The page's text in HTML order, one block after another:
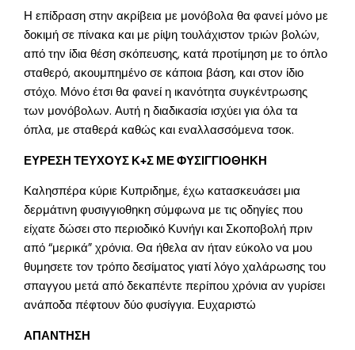
Η επίδραση στην ακρίβεια με μονόβολα θα φανεί μόνο με
δοκιμή σε πίνακα και με ρίψη τουλάχιστον τριών βολών,
από την ίδια θέση σκόπευσης, κατά προτίμηση με το όπλο
σταθερό, ακουμπημένο σε κάποια βάση, και στον ίδιο
στόχο. Μόνο έτσι θα φανεί η ικανότητα συγκέντρωσης
των μονόβολων. Αυτή η διαδικασία ισχύει για όλα τα
όπλα, με σταθερά καθώς και εναλλασσόμενα τσοκ.
ΕΥΡΕΣΗ ΤΕΥΧΟΥΣ Κ+Σ ΜΕ ΦΥΣΙΓΓΙΟΘΗΚΗ
Καλησπέρα κύριε Κυπριδημε, έχω κατασκευάσει μια
δερμάτινη φυσιγγιοθηκη σύμφωνα με τις οδηγίες που
είχατε δώσει στο περιοδικό Κυνήγι και Σκοποβολή πριν
από “μερικά” χρόνια. Θα ήθελα αν ήταν εύκολο να μου
θυμησετε τον τρόπο δεσίματος γιατί λόγο χαλάρωσης του
σπαγγου μετά από δεκαπέντε περίπου χρόνια αν γυρίσει
ανάποδα πέφτουν δύο φυσίγγια. Ευχαριστώ
ΑΠΑΝΤΗΣΗ